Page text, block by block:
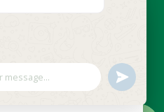
seus dados pessoais,
nossa Política de
undefined